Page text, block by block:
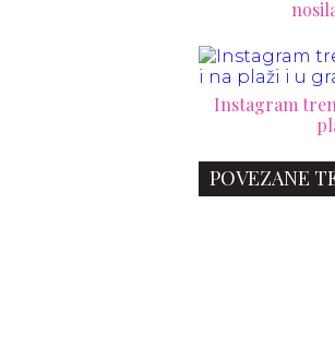
Instagram
POVEZANE